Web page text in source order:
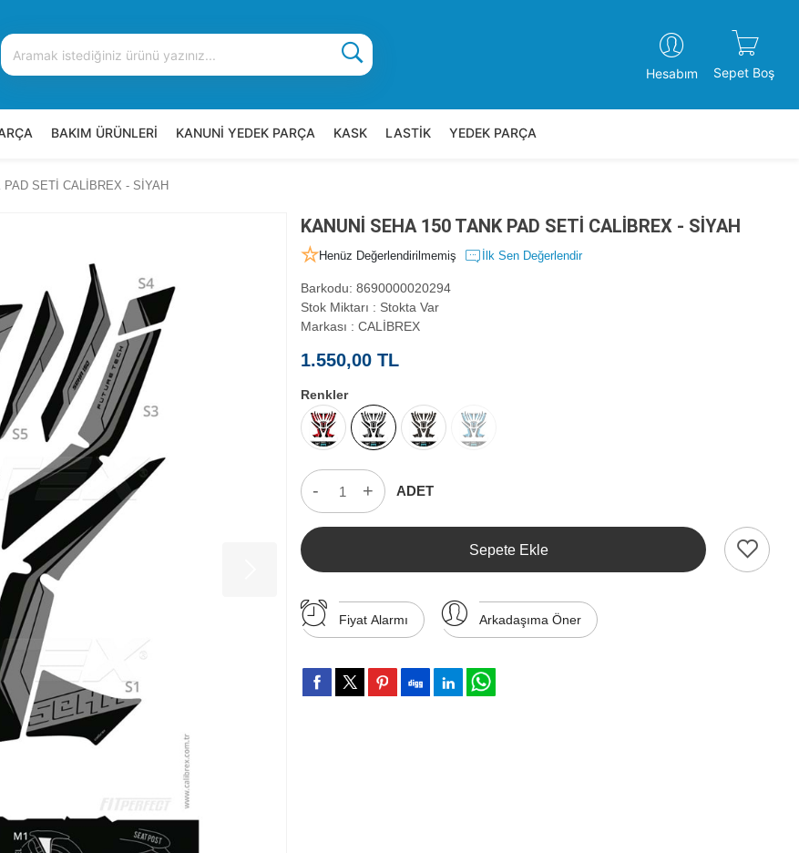
Hesabım Sepet Boş
BAKIM ÜRÜNLERİ KANUNİ YEDEK PARÇA KASK LASTİK YEDEK PARÇA
PAD SETİ CALİBREX - SİYAH
KANUNİ SEHA 150 TANK PAD SETİ CALİBREX - SİYAH
Henüz Değerlendirilmemiş İlk Sen Değerlendir
Barkodu: 8690000020294
Stok Miktarı : Stokta Var
Markası : CALİBREX
1.550,00 TL
Renkler
- + ADET
Sepete Ekle
Fiyat Alarmı Arkadaşıma Öner